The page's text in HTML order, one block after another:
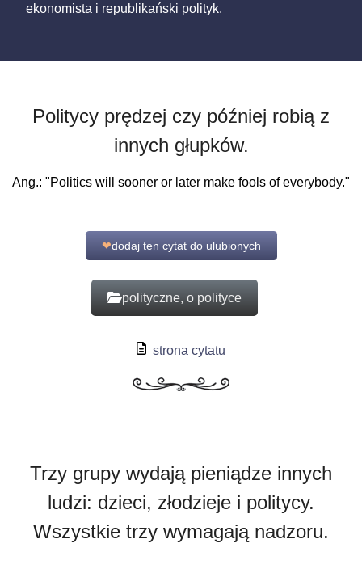
ekonomista i republikański polityk.
Politycy prędzej czy później robią z
innych głupków.
Ang.: "Politics will sooner or later make fools of everybody."
❤dodaj ten cytat do ulubionych
polityczne, o polityce
strona cytatu
Trzy grupy wydają pieniądze innych
ludzi: dzieci, złodzieje i politycy.
Wszystkie trzy wymagają nadzoru.